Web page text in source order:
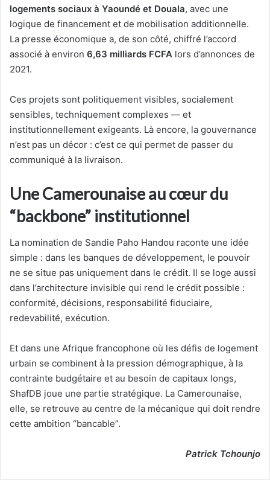
logements sociaux à Yaoundé et Douala, avec une
logique de financement et de mobilisation additionnelle.
La presse économique a, de son côté, chiffré l’accord
associé à environ 6,63 milliards FCFA lors d’annonces de
2021.
Ces projets sont politiquement visibles, socialement
sensibles, techniquement complexes — et
institutionnellement exigeants. Là encore, la gouvernance
n’est pas un décor : c’est ce qui permet de passer du
communiqué à la livraison.
Une Camerounaise au cœur du
“backbone” institutionnel
La nomination de Sandie Paho Handou raconte une idée
simple : dans les banques de développement, le pouvoir
ne se situe pas uniquement dans le crédit. Il se loge aussi
dans l’architecture invisible qui rend le crédit possible :
conformité, décisions, responsabilité fiduciaire,
redevabilité, exécution.
Et dans une Afrique francophone où les défis de logement
urbain se combinent à la pression démographique, à la
contrainte budgétaire et au besoin de capitaux longs,
ShafDB joue une partie stratégique. La Camerounaise,
elle, se retrouve au centre de la mécanique qui doit rendre
cette ambition “bancable”.
Patrick Tchounjo